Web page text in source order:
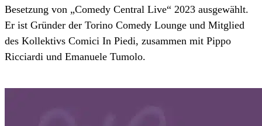
Besetzung von „Comedy Central Live“ 2023 ausgewählt.
Er ist Gründer der Torino Comedy Lounge und Mitglied
des Kollektivs Comici In Piedi, zusammen mit Pippo
Ricciardi und Emanuele Tumolo.